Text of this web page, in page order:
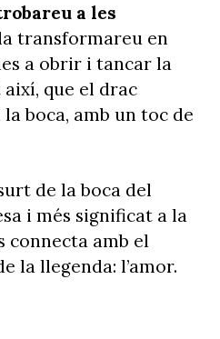
a les
transformareu en
a obrir i tancar la
que el drac
boca, amb un toc de
de la boca del
i més significat a la
connecta amb el
la llegenda: l’amor.